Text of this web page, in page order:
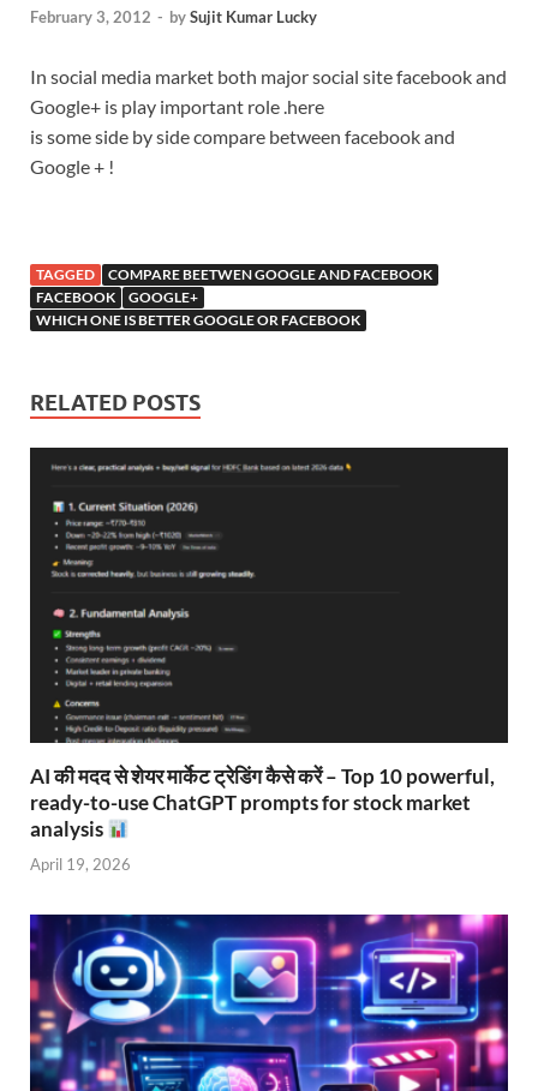
February 3, 2012 - bySujit Kumar Lucky
In social media market both major social site facebook and
Google+ is play important role .here
is some side by side compare between facebook and
Google + !
TAGGED
COMPARE BEETWEN GOOGLE AND FACEBOOK
FACEBOOK
GOOGLE+
WHICH ONE IS BETTER GOOGLE OR FACEBOOK
RELATED POSTS
AI की मदद से शेयर मार्केट ट्रेडिंग कैसे करें – Top 10 powerful,
ready-to-use ChatGPT prompts for stock market
analysis
April 19, 2026